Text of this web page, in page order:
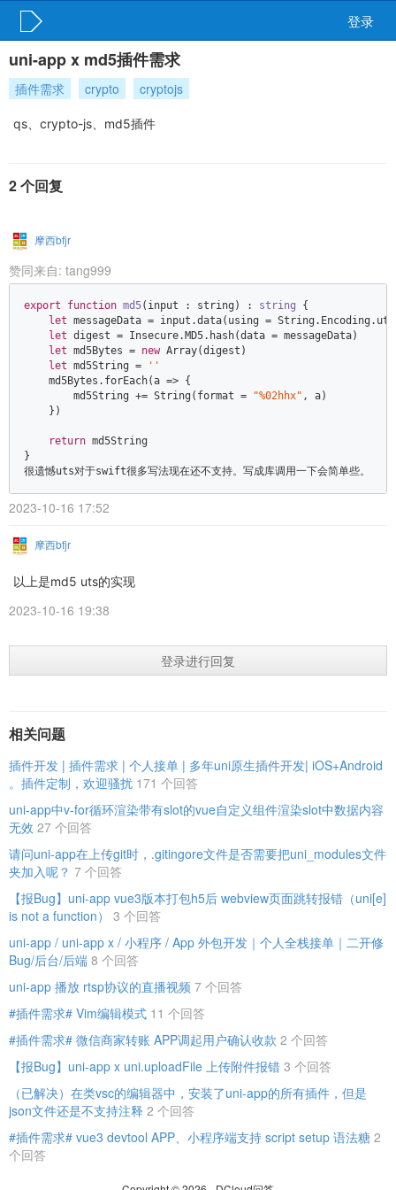
登录
uni-app x md5插件需求
插件需求 crypto cryptojs
qs、crypto-js、md5插件
2 个回复
摩西bfjr
赞同来自: tang999
export function md5( input : string ) : string
{
let messageData = input.data(using = String
let digest = Insecure.MD5.hash(data = messageData)
let md5Bytes = new Array(digest)
let md5String =
''
    md5Bytes.forEach(
a => {
        md5String +=
String (format = "%02hhx" , a)
    })
return md5String
}
2023-10-16 17:52
摩西bfjr
以上是md5 uts的实现
2023-10-16 19:38
登录进行回复
相关问题
插件开发 | 插件需求 | 个人接单 | 多年uni原生插件开发| iOS+Android
。插件定制，欢迎骚扰 171 个回答
uni-app中v-for循环渲染带有slot的vue自定义组件渲染slot中数据内容
无效 27 个回答
请问uni-app在上传git时，.gitingore文件是否需要把uni_modules文件
夹加入呢？ 7 个回答
【报Bug】uni-app vue3版本打包h5后 webview页面跳转报错（uni[e]
is not a function）
3 个回答
uni-app / uni-app x / 小程序 / App 外包开发｜个人全栈接单｜二开修
Bug/后台/后端 8 个回答
uni-app 播放 rtsp协议的直播视频 7 个回答
#插件需求# Vim编辑模式 11 个回答
#插件需求# 微信商家转账 APP调起用户确认收款 2 个回答
【报Bug】uni-app x uni.uploadFile 上传附件报错 3 个回答
（已解决）在类vsc的编辑器中，安装了uni-app的所有插件，但是
json文件还是不支持注释 2 个回答
#插件需求# vue3 devtool APP、小程序端支持 script setup 语法糖 2
个回答